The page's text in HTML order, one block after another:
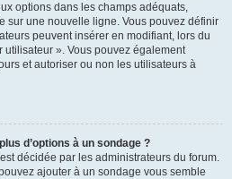
options dans les champs adéquats,
sur une nouvelle ligne. Vous pouvez définir
peuvent insérer en modifiant, lors du
utilisateur ». Vous pouvez également
et autoriser ou non les utilisateurs à
d’options à un sondage ?
décidée par les administrateurs du forum.
ajouter à un sondage vous semble